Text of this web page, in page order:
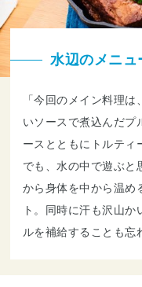
水辺のメニュ
「今回のメイン料理
いソースで煮込んだプ
ースとともにトルティ
でも、水の中で遊ぶと
から身体を中から温め
ト。同時に汗も沢山
ルを補給することも忘